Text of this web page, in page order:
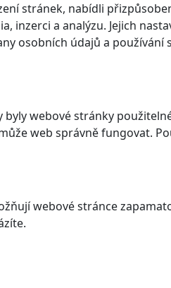
stránek, nabídli
inzerci a analýzu. Jejich
osobních údajů a
webové stránky
web správně fungovat.
webové stránce